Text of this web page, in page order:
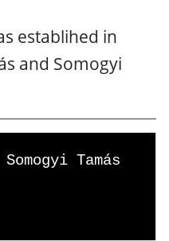
establihed in
and Somogyi
Somogyi Tamás